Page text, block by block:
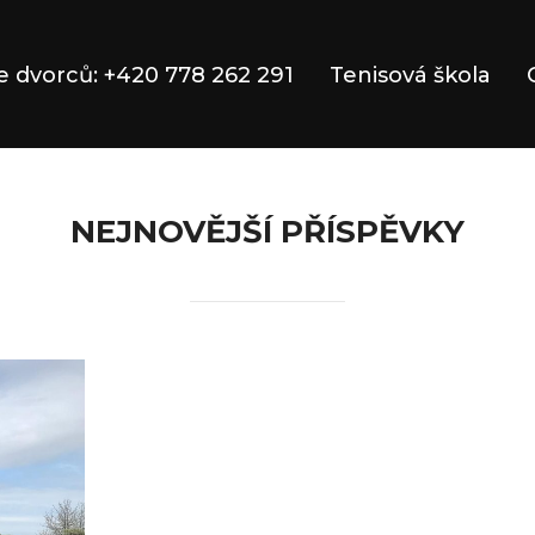
dvorců: +420 778 262 291 Tenisová škola
NEJNOVĚJŠÍ PŘÍSPĚVKY